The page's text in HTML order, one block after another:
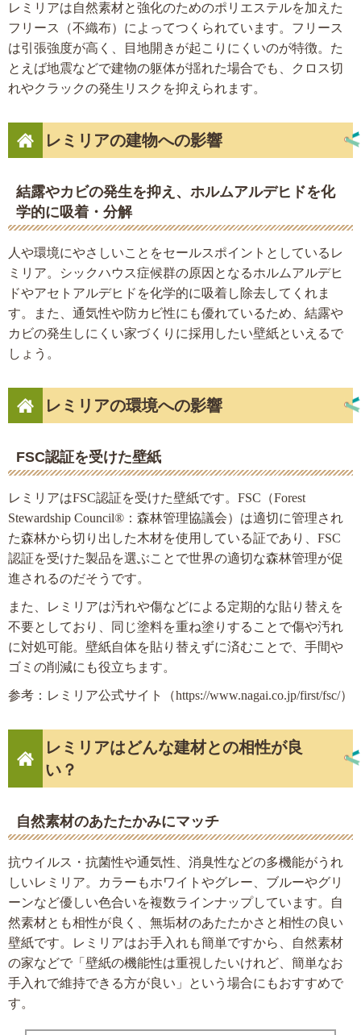
レミリアは自然素材と強化のためのポリエステルを加えた
フリース（不織布）によってつくられています。フリース
は引張強度が高く、目地開きが起こりにくいのが特徴。た
とえば地震などで建物の躯体が揺れた場合でも、クロス切
れやクラックの発生リスクを抑えられます。
レミリアの建物への影響
結露やカビの発生を抑え、ホルムアルデヒドを化
学的に吸着・分解
人や環境にやさしいことをセールスポイントとしているレ
ミリア。シックハウス症候群の原因となるホルムアルデヒ
ドやアセトアルデヒドを化学的に吸着し除去してくれま
す。また、通気性や防カビ性にも優れているため、結露や
カビの発生しにくい家づくりに採用したい壁紙といえるで
しょう。
レミリアの環境への影響
FSC認証を受けた壁紙
レミリアはFSC認証を受けた壁紙です。FSC（Forest
Stewardship Council®：森林管理協議会）は適切に管理され
た森林から切り出した木材を使用している証であり、FSC
認証を受けた製品を選ぶことで世界の適切な森林管理が促
進されるのだそうです。
また、レミリアは汚れや傷などによる定期的な貼り替えを
不要としており、同じ塗料を重ね塗りすることで傷や汚れ
に対処可能。壁紙自体を貼り替えずに済むことで、手間や
ゴミの削減にも役立ちます。
参考：レミリア公式サイト（https://www.nagai.co.jp/first/fsc/）
レミリアはどんな建材との相性が良
い？
自然素材のあたたかみにマッチ
抗ウイルス・抗菌性や通気性、消臭性などの多機能がうれ
しいレミリア。カラーもホワイトやグレー、ブルーやグリ
ーンなど優しい色合いを複数ラインナップしています。自
然素材とも相性が良く、無垢材のあたたかさと相性の良い
壁紙です。レミリアはお手入れも簡単ですから、自然素材
の家などで「壁紙の機能性は重視したいけれど、簡単なお
手入れで維持できる方が良い」という場合にもおすすめで
す。